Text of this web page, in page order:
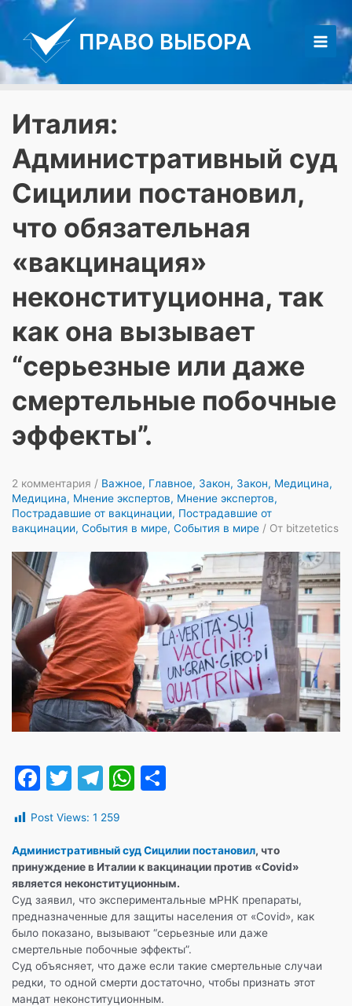
Перейти
содержимому
ПРАВО ВЫБОРА
Main
Италия:
Административный суд
Сицилии постановил,
что обязательная
«вакцинация»
неконституционна, так
как она вызывает
“серьезные или даже
смертельные побочные
эффекты”.
2 комментария / Важное, Главное, Закон, Закон, Медицина,
Медицина, Мнение экспертов, Мнение экспертов,
Пострадавшие от вакцинации, Пострадавшие от
вакцинации, События в мире, События в мире / От bitzetetics
F
c
e
b
o
o
k
T
itt
er
T
e
gr
a
m
W
s
A
p
p
р
а
в
и
т
ь
Post Views: 1 259
Административный суд Сицилии постановил, что
принуждение в Италии к вакцинации против «Covid»
является неконституционным.
Суд заявил, что экспериментальные мРНК препараты,
предназначенные для защиты населения от «Covid», как
было показано, вызывают “серьезные или даже
смертельные побочные эффекты”.
Суд объясняет, что даже если такие смертельные случаи
редки, то одной смерти достаточно, чтобы признать этот
мандат неконституционным.